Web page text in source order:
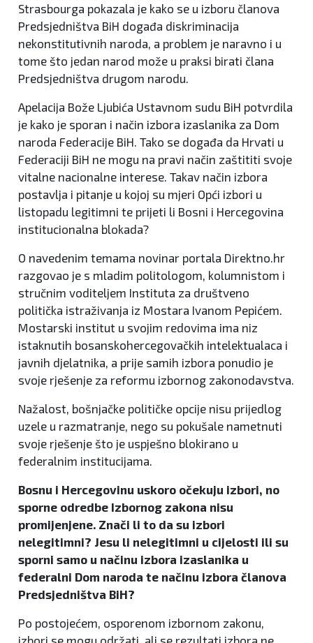
Strasbourga pokazala je kako se u izboru članova
Predsjedništva BiH događa diskriminacija
nekonstitutivnih naroda, a problem je naravno i u
tome što jedan narod može u praksi birati člana
Predsjedništva drugom narodu.
Apelacija Bože Ljubića Ustavnom sudu BiH potvrdila
je kako je sporan i način izbora izaslanika za Dom
naroda Federacije BiH. Tako se događa da Hrvati u
Federaciji BiH ne mogu na pravi način zaštititi svoje
vitalne nacionalne interese. Takav način izbora
postavlja i pitanje u kojoj su mjeri Opći izbori u
listopadu legitimni te prijeti li Bosni i Hercegovina
institucionalna blokada?
O navedenim temama novinar portala Direktno.hr
razgovao je s mladim politologom, kolumnistom i
stručnim voditeljem Instituta za društveno
politička istraživanja iz Mostara Ivanom Pepićem.
Mostarski institut u svojim redovima ima niz
istaknutih bosanskohercegovačkih intelektualaca i
javnih djelatnika, a prije samih izbora ponudio je
svoje rješenje za reformu izbornog zakonodavstva.
Nažalost, bošnjačke političke opcije nisu prijedlog
uzele u razmatranje, nego su pokušale nametnuti
svoje rješenje što je uspješno blokirano u
federalnim institucijama.
Bosnu i Hercegovinu uskoro očekuju izbori, no
sporne odredbe Izbornog zakona nisu
promijenjene. Znači li to da su izbori
nelegitimni? Jesu li nelegitimni u cijelosti ili su
sporni samo u načinu izbora izaslanika u
federalni Dom naroda te načinu izbora članova
Predsjedništva BiH?
Po postojećem, osporenom izbornom zakonu,
izbori se mogu održati, ali se rezultati izbora ne